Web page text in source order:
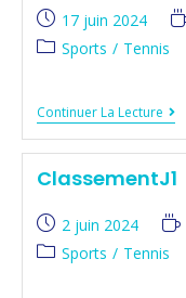
17 juin 2024
Sports / Tennis
Continuer La Lecture
ClassementJ1
2 juin 2024
Sports / Tennis